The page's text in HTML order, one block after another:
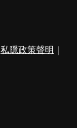
私隱政策聲明